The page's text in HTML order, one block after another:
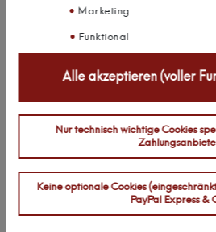
Ich habe diese Unterbauleuchte
Arbeitslicht in meiner Küche
klarer hervorheben sollte ist,
Leuchte um ein einziges
und Netzgerät. Die Bilder
Eindruck. Bei genauerem Lesen
fest. Die Qualität ist super und
Bauweise fällt diese Leuchte
die Ausleuchtung perfekt.
Peter Wagner Antwort hinzufügen
Marketing
Funktional
Alle akzeptieren (voller
Nur technisch wichtige Cookies
Keine optionale Cookies
PayPal Express &